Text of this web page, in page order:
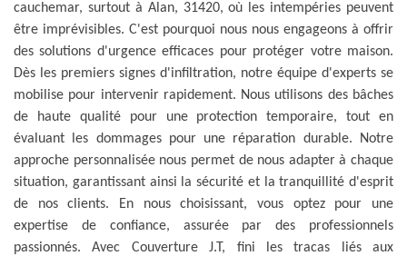
cauchemar, surtout à Alan, 31420, où les intempéries peuvent
être imprévisibles. C'est pourquoi nous nous engageons à offrir
des solutions d'urgence efficaces pour protéger votre maison.
Dès les premiers signes d'infiltration, notre équipe d'experts se
mobilise pour intervenir rapidement. Nous utilisons des bâches
de haute qualité pour une protection temporaire, tout en
évaluant les dommages pour une réparation durable. Notre
approche personnalisée nous permet de nous adapter à chaque
situation, garantissant ainsi la sécurité et la tranquillité d'esprit
de nos clients. En nous choisissant, vous optez pour une
expertise de confiance, assurée par des professionnels
passionnés. Avec Couverture J.T, fini les tracas liés aux